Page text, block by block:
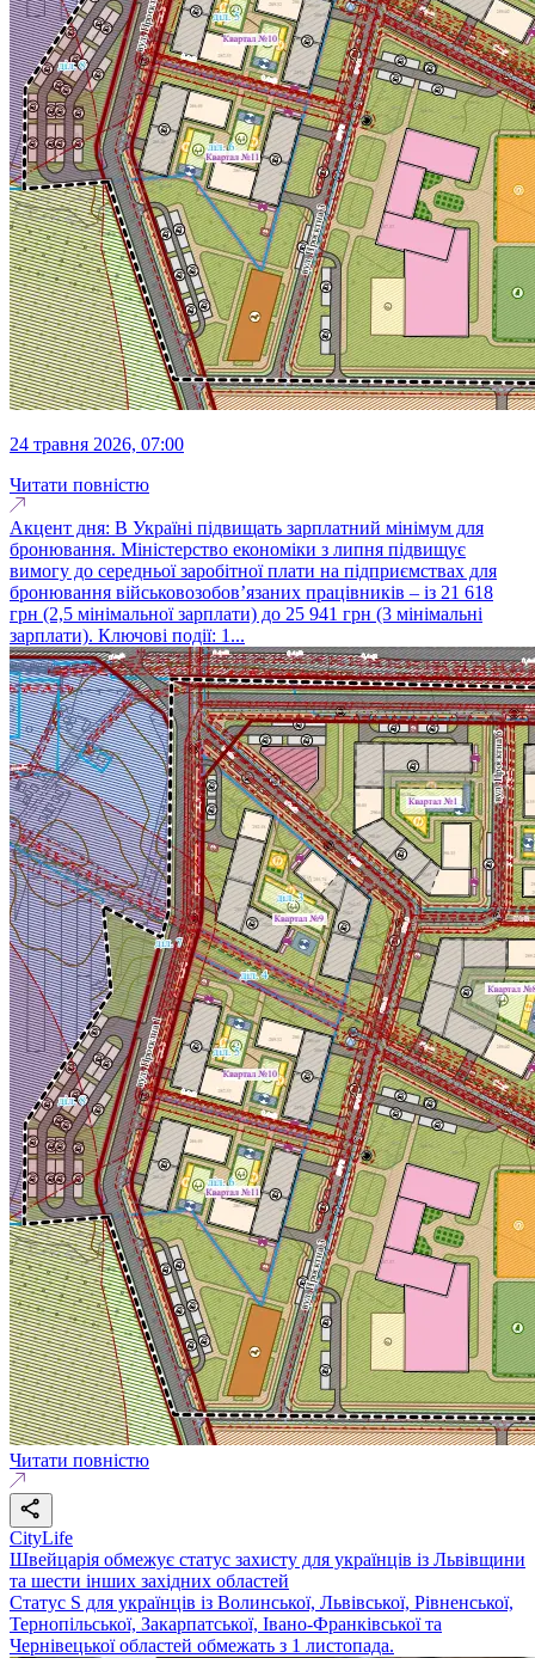
24 травня 2026, 07:00
Читати повністю
Акцент дня: В Україні підвищать зарплатний мінімум для
бронювання. Міністерство економіки з липня підвищує
вимогу до середньої заробітної плати на підприємствах для
бронювання військовозобов’язаних працівників – із 21 618
грн (2,5 мінімальної зарплати) до 25 941 грн (3 мінімальні
зарплати). Ключові події: 1...
Читати повністю
CityLife
Швейцарія обмежує статус захисту для українців із Львівщини
та шести інших західних областей
Статус S для українців із Волинської, Львівської, Рівненської,
Тернопільської, Закарпатської, Івано-Франківської та
Чернівецької областей обмежать з 1 листопада.